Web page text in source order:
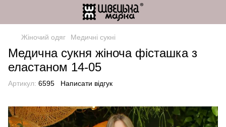
Жіночий одяг Медичні сукні
Медична сукня жіноча фісташка з
еластаном 14-05
Артикул: 6595 Написати відгук